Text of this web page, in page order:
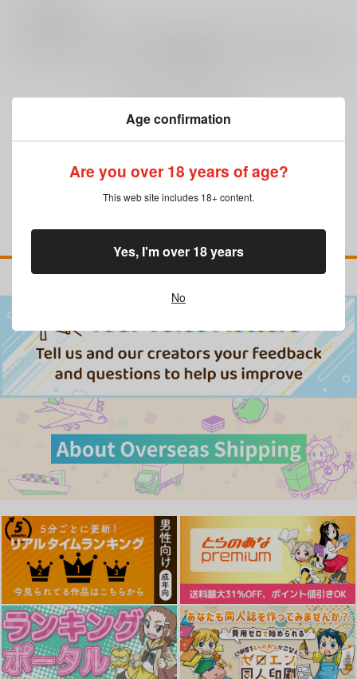
Age confirmation
Are you over 18 years of age?
This web site includes 18+ content.
No
Yes, I'm over 18 years